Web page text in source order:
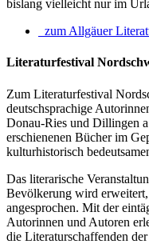
bislang vielleicht nur im
zum Allgäuer
Literaturfestival
Zum Literaturfestival
deutschsprachige
Donau-Ries und Dillingen
erschienenen Bücher im
kulturhistorisch
Das literarische
Bevölkerung wird
angesprochen. Mit der
Autorinnen und Autoren
die Literaturschaffenden